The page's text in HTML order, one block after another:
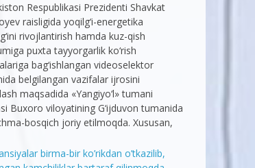
Respublikasi Prezidenti Shavkat
raisligida yoqilg‘i-energetika
rivojlantirish hamda kuz-qish
puxta tayyorgarlik ko‘rish
bag‘ishlangan videoselektor
belgilangan vazifalar ijrosini
maqsadida «Yangiyo‘l» tumani
Buxoro viloyatining G‘ijduvon tumanida
bosqich joriy etilmoqda. Xususan,
birma-bir ko’rikdan o’tkazilib,